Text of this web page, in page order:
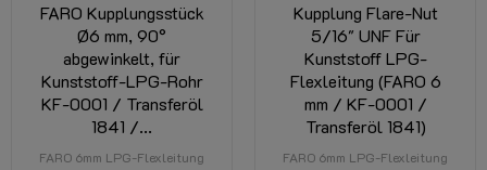
FARO Kupplungsstück
Ø6 mm, 90°
abgewinkelt, für
Kunststoff-LPG-Rohr
KF-0001 / Transferöl
1841 /...
FARO 6mm LPG-Flexleitung
Kupplung Flare-Nut
5/16" UNF Für
Kunststoff LPG-
Flexleitung (FARO 6
mm / KF-0001 /
Transferöl 1841)
FARO 6mm LPG-Flexleitung